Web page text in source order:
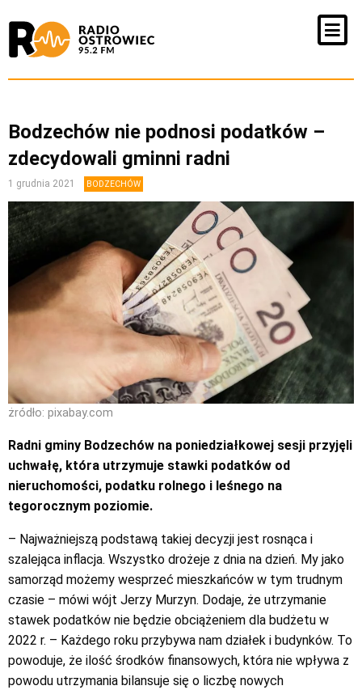
Bodzechów nie podnosi podatków –
zdecydowali gminni radni
1 grudnia 2021 BODZECHÓW
żródło: pixabay.com
Radni gminy Bodzechów na poniedziałkowej sesji przyjęli
uchwałę, która utrzymuje stawki podatków od
nieruchomości, podatku rolnego i leśnego na
tegorocznym poziomie.
– Najważniejszą podstawą takiej decyzji jest rosnąca i
szalejąca inflacja. Wszystko drożeje z dnia na dzień. My jako
samorząd możemy wesprzeć mieszkańców w tym trudnym
czasie – mówi wójt Jerzy Murzyn. Dodaje, że utrzymanie
stawek podatków nie będzie obciążeniem dla budżetu w
2022 r. – Każdego roku przybywa nam działek i budynków. To
powoduje, że ilość środków finansowych, która nie wpływa z
powodu utrzymania bilansuje się o liczbę nowych